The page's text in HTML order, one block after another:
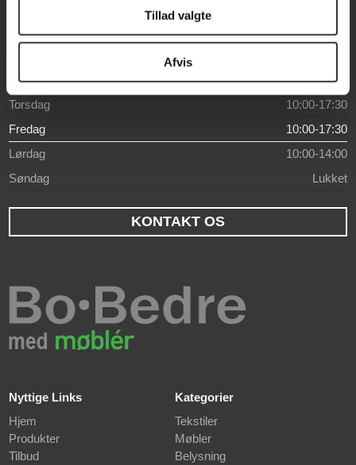
Tillad valgte
Afvis
Mandag
10:00-17:30
Onsdag
10:00-17:30
Torsdag
10:00-17:30
Fredag
10:00-17:30
Lørdag
10:00-14:00
Søndag
Lukket
KONTAKT OS
Nyttige Links
Hjem
Produkter
Tilbud
Kategorier
Tekstiler
Møbler
Belysning